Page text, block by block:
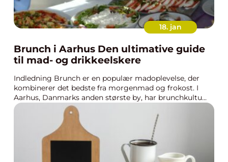
18. jan
Brunch i Aarhus Den ultimative guide
til mad- og drikkeelskere
Indledning Brunch er en populær madoplevelse, der
kombinerer det bedste fra morgenmad og frokost. I
Aarhus, Danmarks anden største by, har brunchkultu...